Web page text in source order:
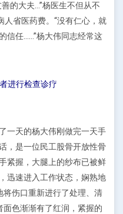
的大夫…”杨医生不但从不
人省医药费。“没有仁心，就
信任……”杨大伟同志经常这
进行检查诊疗
一天的杨大伟刚做完一天手
，是一位民工股骨开放性骨
紧握，大腿上的纱布已被鲜
迅速进入工作状态，娴熟地
伤口重新进行了处理、清
色渐渐有了红润，紧握的